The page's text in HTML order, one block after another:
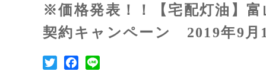
※価格発表！！【宅配灯油】
契約キャンペーン 2019年9月